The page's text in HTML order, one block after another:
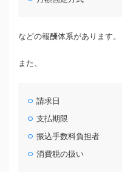
などの報酬体系があります。
また、
請求日
支払期限
振込手数料負担者
消費税の扱い